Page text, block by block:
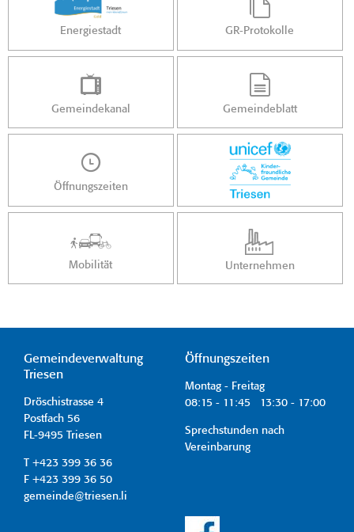
Energiestadt GR-Protokolle
Gemeindekanal Gemeindeblatt
Öffnungszeiten
Mobilität Unternehmen
Gemeindeverwaltung
Triesen
Dröschistrasse 4
Postfach 56
FL-9495 Triesen
T +423 399 36 36
F +423 399 36 50
gemeinde@triesen.li
Öffnungszeiten
Montag - Freitag
08:15 - 11:45 13:30 - 17:00
Sprechstunden nach
Vereinbarung